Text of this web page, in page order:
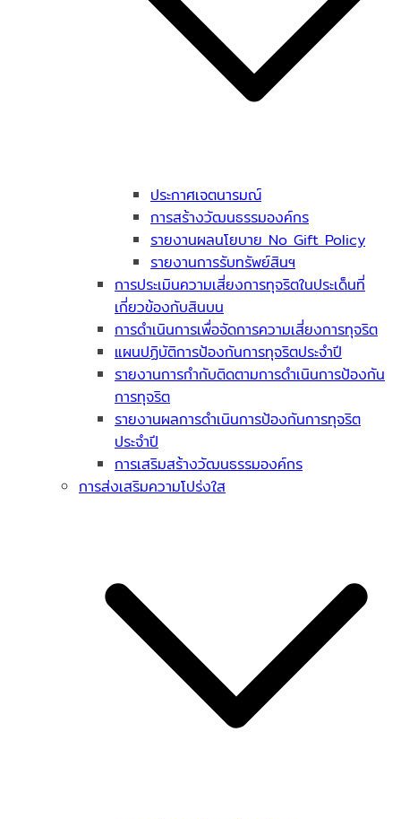
ประกาศเจตนารมณ์
การสร้างวัฒนธรรมองค์กร
รายงานผลนโยบาย No Gift Policy
รายงานการรับทรัพย์สินฯ
การประเมินความเสี่ยงการทุจริตในประเด็นที่
เกี่ยวข้องกับสินบน
การดำเนินการเพื่อจัดการความเสี่ยงการทุจริต
แผนปฏิบัติการป้องกันการทุจริตประจำปี
รายงานการกำกับติดตามการดำเนินการป้องกัน
การทุจริต
รายงานผลการดำเนินการป้องกันการทุจริต
ประจำปี
การเสริมสร้างวัฒนธรรมองค์กร
การส่งเสริมความโปร่งใส